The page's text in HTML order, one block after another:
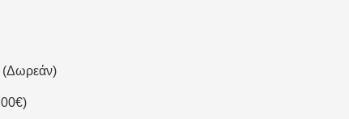
(Δωρεάν)
€)